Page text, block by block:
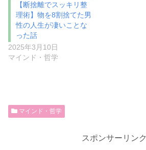
【断捨離でスッキリ整
理術】物を8割捨てた男
性の人生が凄いことな
った話
2025年3月10日
マインド・哲学
マインド・哲学
スポンサーリンク